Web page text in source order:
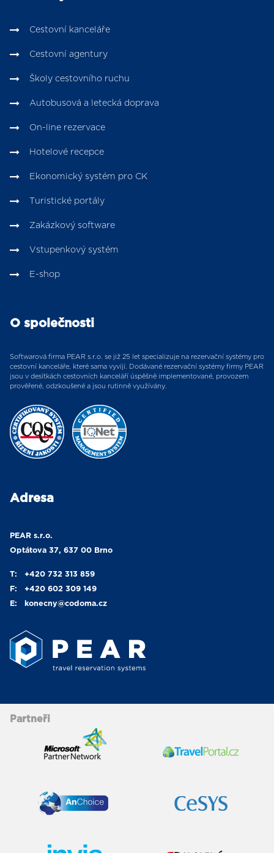
Cestovní kanceláře
Cestovní agentury
Školy cestovního ruchu
Autobusová a letecká doprava
On-line rezervace
Hotelové recepce
Ekonomický systém pro CK
Turistické portály
Zakázkový software
Vstupenkový systém
E-shop
O společnosti
Softwarová firma PEAR s.r.o. se již 25 let specializuje na rezervační systémy pro
cestovní kanceláře, které sama vyvíjí. Dodávané rezervační systémy firmy PEAR
jsou v desítkách cestovních kanceláří úspěšně implementované, provozem
prověřené, odzkoušené a jsou rutinně využívány.
Adresa
PEAR s.r.o.
Optátova 37, 637 00 Brno
T:
+420 732 313 859
F:
+420 602 309 149
E:
konecny@codoma.cz
Partneři